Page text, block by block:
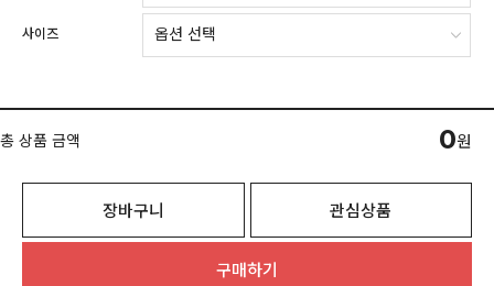
사이즈
총 상품 금액 0원
장바구니 관심상품
구매하기